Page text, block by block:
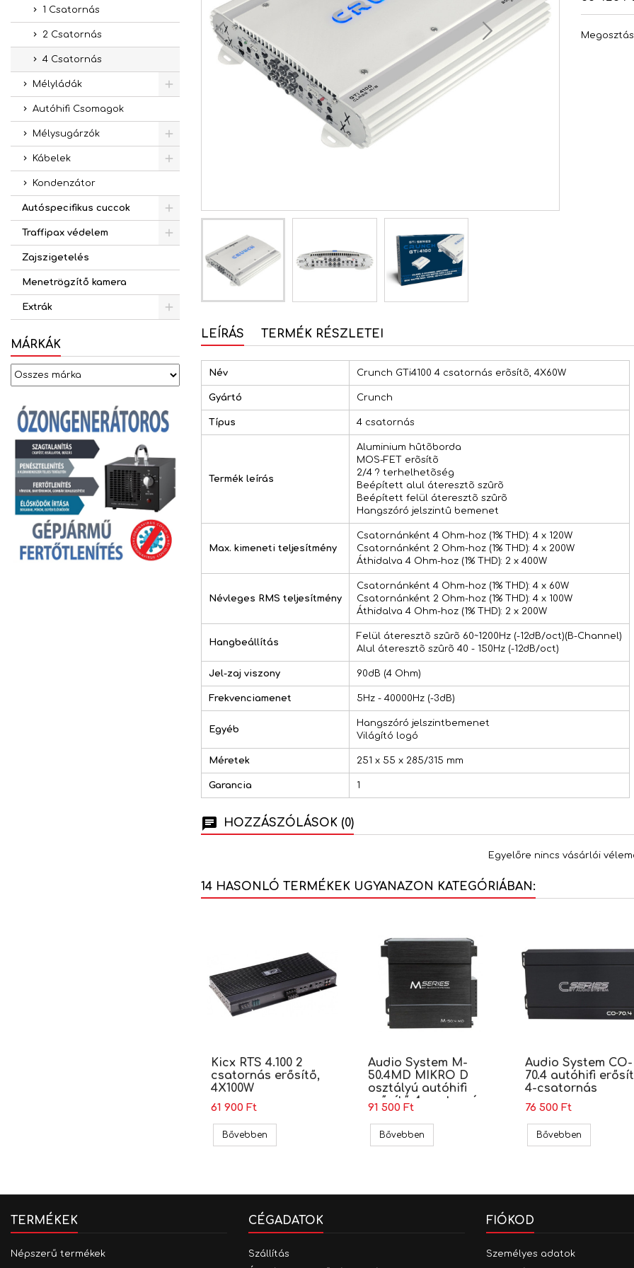
1 Csatornás
2 Csatornás
4 Csatornás
Mélyládák
Autóhifi Csomagok
Mélysugárzók
Kábelek
Kondenzátor
Autóspecifikus cuccok
Traffipax védelem
Zajszigetelés
Menetrögzítő kamera
Extrák
MÁRKÁK
Megosztás
LEÍRÁS TERMÉK RÉSZLETEI
Név Crunch GTi4100 4 csatornás erõsítõ, 4X60W
Gyártó Crunch
Típus 4 csatornás
Termék leírás
Aluminium hûtõborda
MOS-FET erõsítõ
2/4 ? terhelhetõség
Beépített alul áteresztõ szûrõ
Beépített felül áteresztõ szûrõ
Hangszóró jelszintû bemenet
Max. kimeneti teljesítmény
Csatornánként 4 Ohm-hoz (1% THD): 4 x 120W
Csatornánként 2 Ohm-hoz (1% THD): 4 x 200W
Áthidalva 4 Ohm-hoz (1% THD): 2 x 400W
Névleges RMS teljesítmény
Csatornánként 4 Ohm-hoz (1% THD): 4 x 60W
Csatornánként 2 Ohm-hoz (1% THD): 4 x 100W
Áthidalva 4 Ohm-hoz (1% THD): 2 x 200W
Hangbeállítás
Felül áteresztõ szûrõ 60~1200Hz (-12dB/oct)(B-Channel)
Alul áteresztõ szûrõ 40 - 150Hz (-12dB/oct)
Jel-zaj viszony 90dB (4 Ohm)
Frekvenciamenet 5Hz - 40000Hz (-3dB)
Egyéb
Hangszóró jelszintbemenet
Világító logó
Méretek 251 x 55 x 285/315 mm
Garancia 1
HOZZÁSZÓLÁSOK (0)
Egyelőre nincs vásárlói
14 HASONLÓ TERMÉKEK UGYANAZON KATEGÓRIÁBAN:
Kicx RTS 4.100 2
csatornás erősítő,
4X100W
61 900 Ft
BővebbenKicx RTS 4.100 2 csatornás erősítő, 4X100W
Audio System M-
50.4MD MIKRO D
osztályú autóhifi
erősítő 4 csatornás
91 500 Ft
BővebbenAudio System M-50.4MD MIKRO D osztályú
Audio System CO-
70.4 autóhifi
4-csatornás
76 500 Ft
BővebbenAudio
TERMÉKEK
Népszerű termékek
CÉGADATOK
Szállítás
FIÓKOD
Személyes adatok